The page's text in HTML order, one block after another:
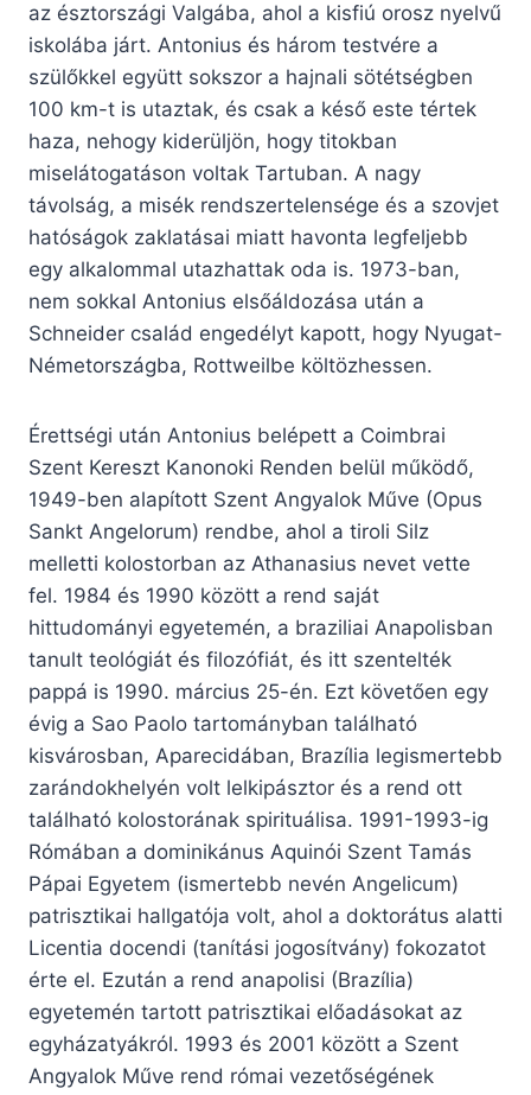
az észtországi Valgába, ahol a kisfiú orosz nyelvű
iskolába járt. Antonius és három testvére a
szülőkkel együtt sokszor a hajnali sötétségben
100 km-t is utaztak, és csak a késő este tértek
haza, nehogy kiderüljön, hogy titokban
miselátogatáson voltak Tartuban. A nagy
távolság, a misék rendszertelensége és a szovjet
hatóságok zaklatásai miatt havonta legfeljebb
egy alkalommal utazhattak oda is. 1973-ban,
nem sokkal Antonius elsőáldozása után a
Schneider család engedélyt kapott, hogy Nyugat-
Németországba, Rottweilbe költözhessen.
Érettségi után Antonius belépett a Coimbrai
Szent Kereszt Kanonoki Renden belül működő,
1949-ben alapított Szent Angyalok Műve (Opus
Sankt Angelorum) rendbe, ahol a tiroli Silz
melletti kolostorban az Athanasius nevet vette
fel. 1984 és 1990 között a rend saját
hittudományi egyetemén, a braziliai Anapolisban
tanult teológiát és filozófiát, és itt szentelték
pappá is 1990. március 25-én. Ezt követően egy
évig a Sao Paolo tartományban található
kisvárosban, Aparecidában, Brazília legismertebb
zarándokhelyén volt lelkipásztor és a rend ott
található kolostorának spirituálisa. 1991-1993-ig
Rómában a dominikánus Aquinói Szent Tamás
Pápai Egyetem (ismertebb nevén Angelicum)
patrisztikai hallgatója volt, ahol a doktorátus alatti
Licentia docendi (tanítási jogosítvány) fokozatot
érte el. Ezután a rend anapolisi (Brazília)
egyetemén tartott patrisztikai előadásokat az
egyházatyákról. 1993 és 2001 között a Szent
Angyalok Műve rend római vezetőségének